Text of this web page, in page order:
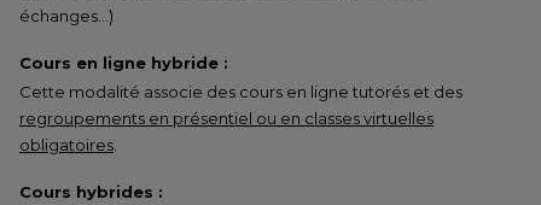
échanges…)
Cours en ligne hybride :
Cette modalité associe des cours en ligne tutorés et des
regroupements en présentiel ou en classes virtuelles
obligatoires
Cours hybrides :